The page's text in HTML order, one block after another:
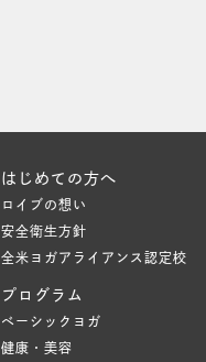
はじめての方へ
ロイブの想い
安全衛生方針
全米ヨガアライアンス認定校
プログラム
ベーシックヨガ
健康・美容